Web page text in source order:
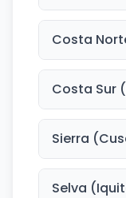
Costa
Costa Sur
Sierra
Selva